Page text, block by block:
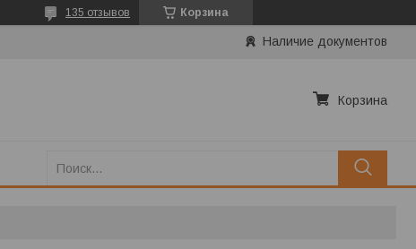
Корзина
135 отзывов
Наличие документов
Корзина